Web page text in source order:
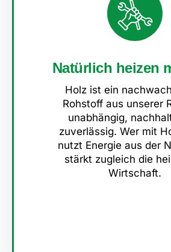
Natürlich heizen
Holz ist ein
Rohstoff aus unserer
unabhängig,
zuverlässig. Wer mit
nutzt Energie aus der
stärkt zugleich die
Wirtschaft.